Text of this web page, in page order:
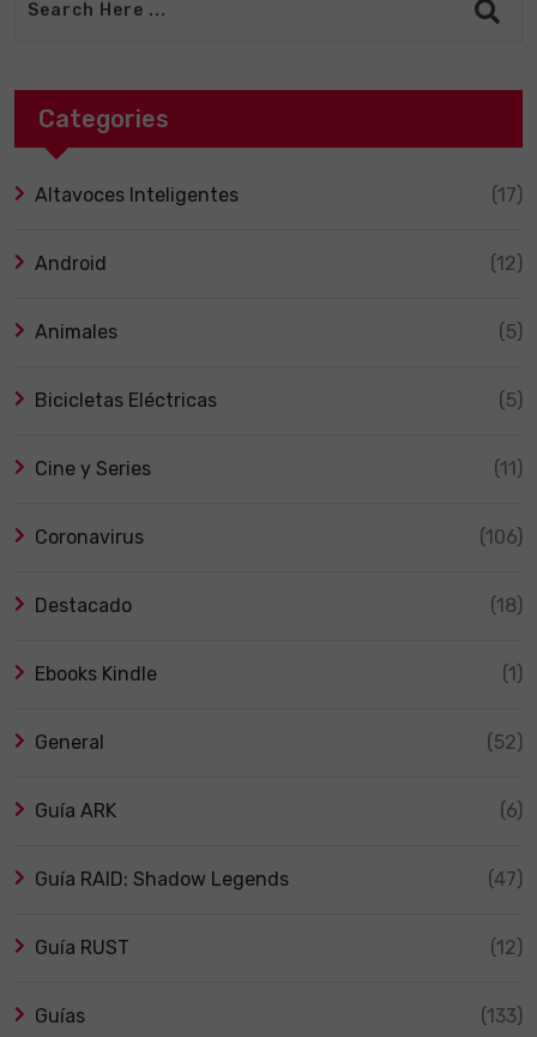
Categories
Altavoces Inteligentes (17)
Android (12)
Animales (5)
Bicicletas Eléctricas (5)
Cine y Series (11)
Coronavirus (106)
Destacado (18)
Ebooks Kindle (1)
General (52)
Guía ARK (6)
Guía RAID: Shadow Legends (47)
Guía RUST (12)
Guías (133)